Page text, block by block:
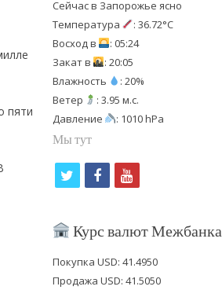
пяти
Сейчас в Запорожье ясно
Температура
: 36.72°C
Восход в
: 05:24
Закат в
: 20:05
Влажность
: 20%
Ветер
: 3.95 м.с.
Давление
: 1010 hPa
Мы тут
i
t
f
c
b
y
u
u
Курс валют Межбанка
Покупка USD: 41.4950
Продажа USD: 41.5050